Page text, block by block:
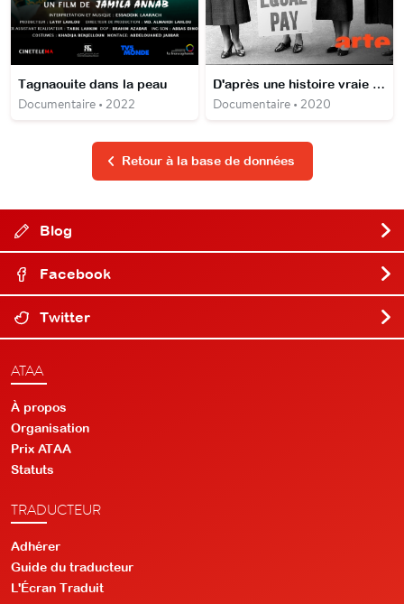
Tagnaouite dans la peau
Documentaire • 2022
D'après une histoire vraie - Les Couturières contre Ford, la guerre des sexes
Documentaire • 2020
Retour à la base de données
Blog
Facebook
Twitter
ATAA
À propos
Organisation
Prix ATAA
Statuts
TRADUCTEUR
Adhérer
Guide du traducteur
L'Écran Traduit